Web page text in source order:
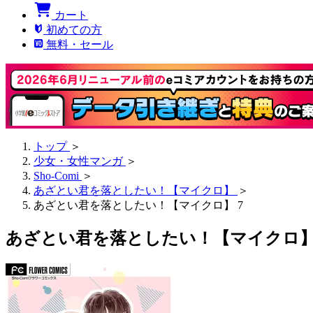
カート
初めての方
無料・セール
トップ ＞
少女・女性マンガ ＞
Sho-Comi ＞
あざとい君を落としたい！【マイクロ】
＞
あざとい君を落としたい！【マイクロ】 7
あざとい君を落としたい！【マイクロ